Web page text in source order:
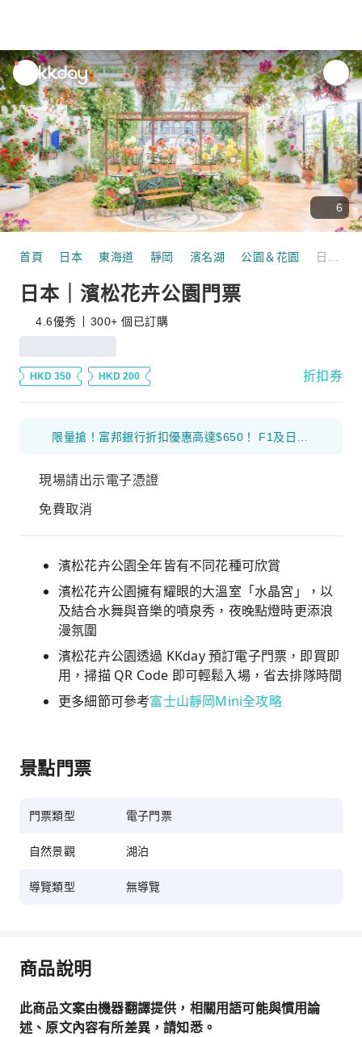
unread
notifications
6
首頁 日本 東海道 靜岡 濱名湖 公園＆花園
日本｜濱松花卉公園門票
4.6優秀 300+ 個已訂購
HKD 350 HKD 200 折扣券
現場請出示電子憑證
免費取消
濱松花卉公園全年皆有不同花種可欣賞
濱松花卉公園擁有耀眼的大溫室「水晶宮」，以
及結合水舞與音樂的噴泉秀，夜晚點燈時更添浪
漫氛圍
濱松花卉公園透過 KKday 預訂電子門票，即買即
用，掃描 QR Code 即可輕鬆入場，省去排隊時間
更多細節可參考富士山靜岡Mini全攻略
景點門票
門票類型 電子門票
自然景觀 湖泊
導覽類型 無導覽
商品說明
此商品文案由機器翻譯提供，相關用語可能與慣用論
述、原文內容有所差異，請知悉。